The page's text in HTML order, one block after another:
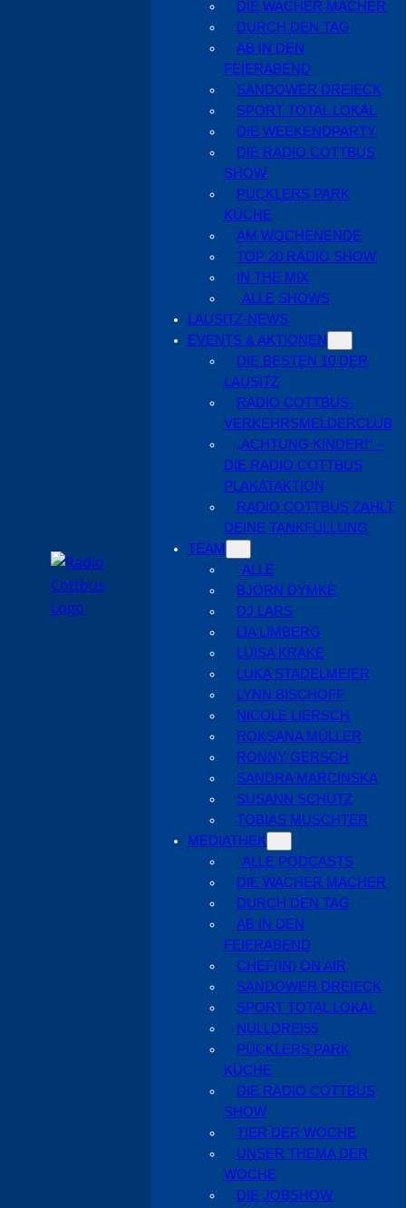
DIE WACHER MACHER
DURCH DEN TAG
AB IN DEN
FEIERABEND
SANDOWER DREIECK
SPORT TOTAL LOKAL
DIE WEEKENDPARTY
DIE RADIO COTTBUS
SHOW
PÜCKLERS PARK
KÜCHE
AM WOCHENENDE
TOP 20 RADIO SHOW
IN THE MIX
ALLE SHOWS
LAUSITZ-NEWS
EVENTS & AKTIONEN
DIE BESTEN 10 DER
LAUSITZ
RADIO COTTBUS-
VERKEHRSMELDERCLUB
„ACHTUNG KINDER!“ –
DIE RADIO COTTBUS
PLAKATAKTION
RADIO COTTBUS ZAHLT
DEINE TANKFÜLLUNG
TEAM
ALLE
BJÖRN DYMKE
DJ LARS
LIA LIMBERG
LUISA KRAKE
LUKA STADELMEIER
LYNN BISCHOFF
NICOLE LIERSCH
ROKSANA MÜLLER
RONNY GERSCH
SANDRA MARCINSKA
SUSANN SCHÜTZ
TOBIAS MUSCHTER
MEDIATHEK
ALLE PODCASTS
DIE WACHER MACHER
DURCH DEN TAG
AB IN DEN
FEIERABEND
CHEF(IN) ON AIR
SANDOWER DREIECK
SPORT TOTAL LOKAL
NULLDREI55
PÜCKLERS PARK
KÜCHE
DIE RADIO COTTBUS
SHOW
TIER DER WOCHE
UNSER THEMA DER
WOCHE
DIE JOBSHOW